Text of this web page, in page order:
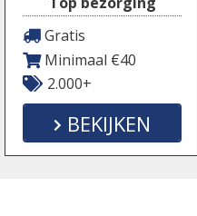
Gratis
Minimaal €40
2.000+
BEKIJKEN